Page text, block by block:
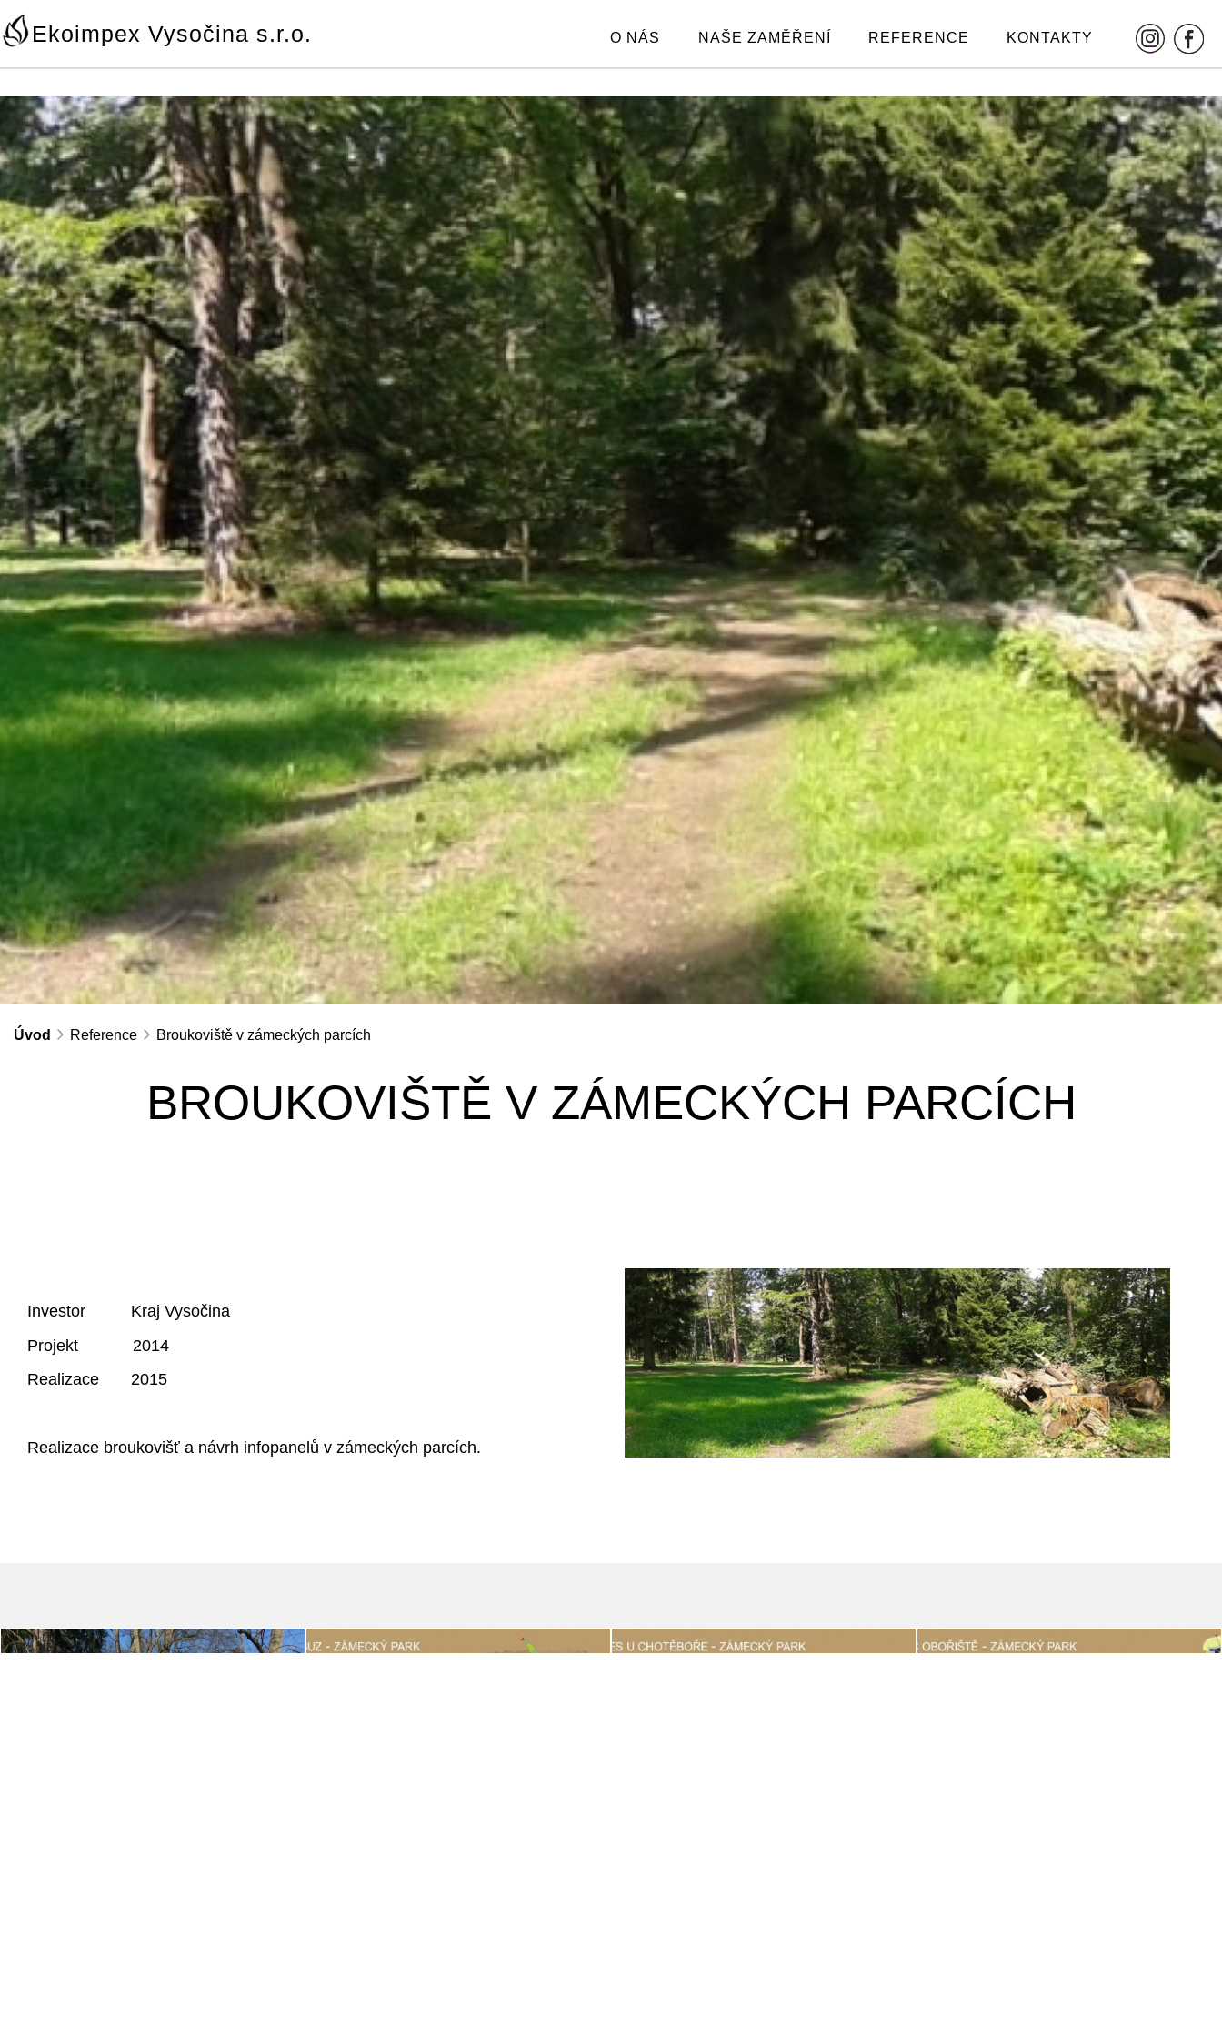
Ekoimpex Vysočina s.r.o. O NÁS NAŠE ZAMĚŘENÍ REFERENCE KONTAKTY
Úvod Reference Broukoviště v zámeckých parcích
BROUKOVIŠTĚ V ZÁMECKÝCH PARCÍCH
Investor Kraj Vysočina
Projekt 2014
Realizace 2015
Realizace broukovišť a návrh infopanelů v zámeckých parcích.